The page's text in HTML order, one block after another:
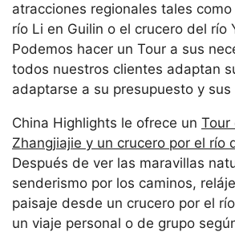
atracciones regionales tales
río Li en Guilin o el crucero del río
Podemos hacer un Tour a sus
todos nuestros clientes adaptan
adaptarse a su presupuesto y sus
China Highlights le ofrece un Tour
Zhangjiajie y un crucero por el río
Después de ver las maravillas
senderismo por los caminos,
paisaje desde un crucero por el
un viaje personal o de grupo